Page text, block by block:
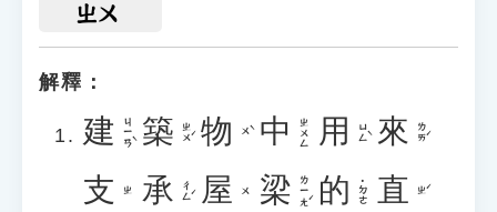
ㄓㄨ
解釋：
建 ㄐㄧㄢˋ 築 ㄓㄨˊ 物 ㄨˋ 中 ㄓㄨㄥ 用 ㄩㄥˋ 來 ㄌㄞˊ
支 ㄓ 承 ㄔㄥˊ 屋 ㄨ 梁 ㄌㄧㄤˊ 的 ˙ㄉㄜ 直 ㄓˊ